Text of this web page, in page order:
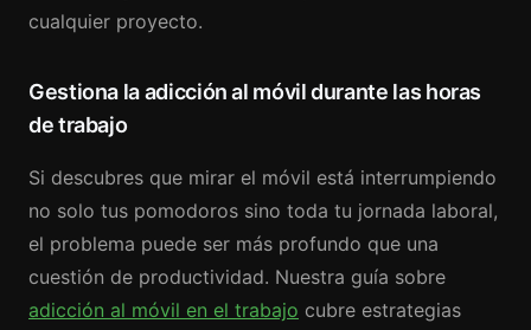
cualquier proyecto.
Gestiona la adicción al móvil durante las horas
de trabajo
Si descubres que mirar el móvil está interrumpiendo
no solo tus pomodoros sino toda tu jornada laboral,
el problema puede ser más profundo que una
cuestión de productividad. Nuestra guía sobre
adicción al móvil en el trabajo cubre estrategias